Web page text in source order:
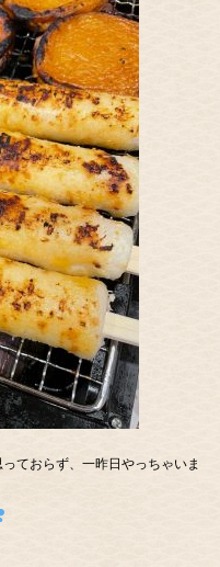
ておらず、一昨日やっちゃいま